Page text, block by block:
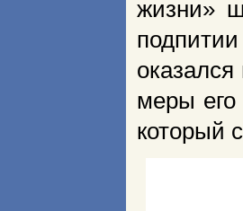
жизни»
меры его
который